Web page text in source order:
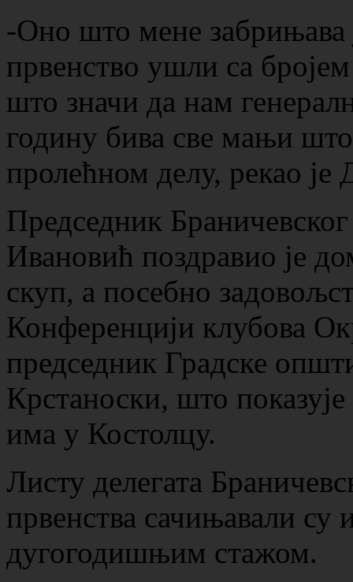
-Оно што мене
првенство ушли са
што значи да нам
годину бива све мањи
пролећном делу, рекао је
Председник
Ивановић поздравио је
скуп, а посебно
Конференцији клубова
председник Градске
Крстаноски, што
има у Костолцу.
Листу делегата
првенства сачињавали су
дугогодишњим стажом.